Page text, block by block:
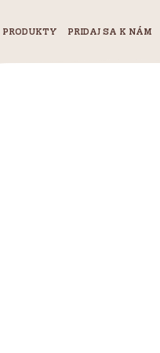
PRODUKTY PRIDAJ SA K NÁM